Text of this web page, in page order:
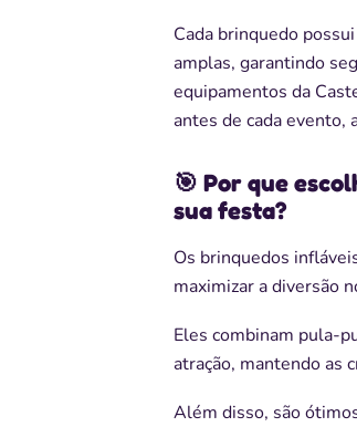
Cada brinquedo
amplas, garantindo
equipamentos da
antes de cada evento,
🎯 Por que
sua festa?
Os brinquedos
maximizar a diversão
Eles combinam pula-
atração, mantendo as
Além disso, são